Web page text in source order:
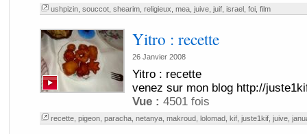
ushpizin, souccot, shearim, religieux mea, juive, juif, israel, foi, film
Yitro : recette
26 Janvier 2008
Yitro : recette
venez sur mon blog http://
Vue : 4501 fois
recette, pigeon, paracha, netanya, makroud, lolomad, kif, juste1kif, juive,